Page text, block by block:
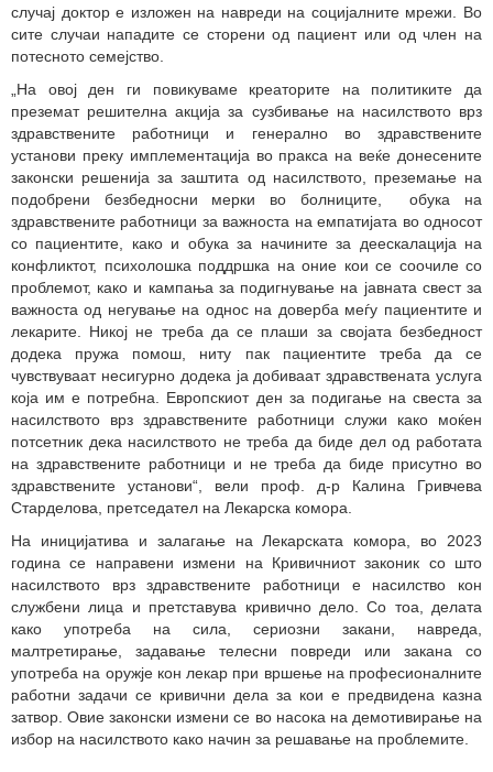
случај доктор е изложен на навреди на социјалните мрежи. Во
сите случаи нападите се сторени од пациент или од член на
потесното семејство.
„На овој ден ги повикуваме креаторите на политиките да
преземат решителна акција за сузбивање на насилството врз
здравствените работници и генерално во здравствените
установи преку имплементација во пракса на веќе донесените
законски решенија за заштита од насилството, преземање на
подобрени безбедносни мерки во болниците, обука на
здравствените работници за важноста на емпатијата во односот
со пациентите, како и обука за начините за деескалација на
конфликтот, психолошка поддршка на оние кои се соочиле со
проблемот, како и кампања за подигнување на јавната свест за
важноста од негување на однос на доверба меѓу пациентите и
лекарите. Никој не треба да се плаши за својата безбедност
додека пружа помош, ниту пак пациентите треба да се
чувствуваат несигурно додека ја добиваат здравствената услуга
која им е потребна. Европскиот ден за подигање на свеста за
насилството врз здравствените работници служи како моќен
потсетник дека насилството не треба да биде дел од работата
на здравствените работници и не треба да биде присутно во
здравствените установи“, вели проф. д-р Калина Гривчева
Старделова, претседател на Лекарска комора.
На иницијатива и залагање на Лекарската комора, во 2023
година се направени измени на Кривичниот законик со што
насилството врз здравствените работници е насилство кон
службени лица и претставува кривично дело. Со тоа, делата
како употреба на сила, сериозни закани, навреда,
малтретирање, задавање телесни повреди или закана со
употреба на оружје кон лекар при вршење на професионалните
работни задачи се кривични дела за кои е предвидена казна
затвор. Овие законски измени се во насока на демотивирање на
избор на насилството како начин за решавање на проблемите.